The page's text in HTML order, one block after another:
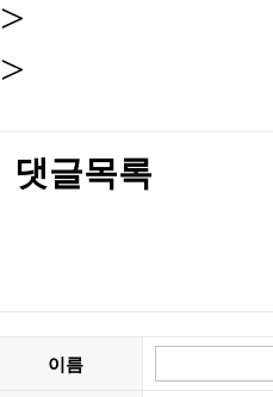
>
>
댓글목록
이름